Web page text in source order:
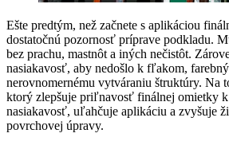
Ešte predtým, než začnete s aplikáciou
dostatočnú pozornosť príprave podkladu.
bez prachu, mastnôt a iných nečistôt.
nasiakavosť, aby nedošlo k fľakom,
nerovnomernému vytváraniu štruktúry. Na
ktorý zlepšuje priľnavosť finálnej omietky
nasiakavosť, uľahčuje aplikáciu a zvyšuje
povrchovej úpravy.